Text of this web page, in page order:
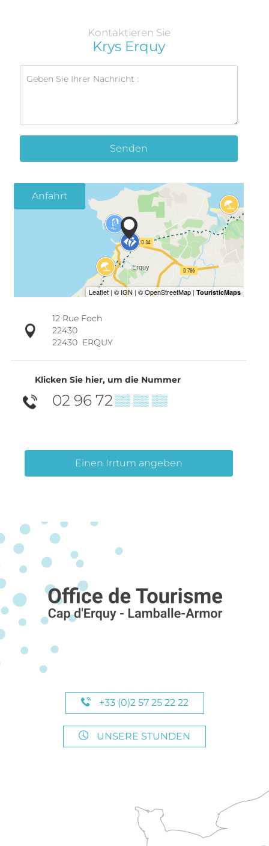
Kontaktieren Sie
Krys Erquy
Senden
Anfahrt
12 Rue Foch
22430
22430 ERQUY
Klicken Sie hier, um die Nummer
02 96 72▒▒ ▒▒ ▒▒
Einen Irrtum angeben
+33 (0)2 57 25 22 22
UNSERE STUNDEN